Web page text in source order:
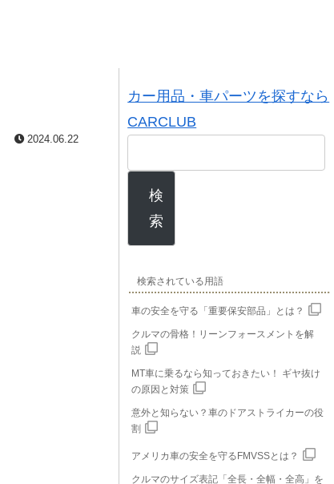
2024.06.22
カー用品・車パーツを探すなら
CARCLUB
検
索
検索されている用語
車の安全を守る「重要保安部品」とは？
クルマの骨格！リーンフォースメントを解
説
MT車に乗るなら知っておきたい！ ギヤ抜け
の原因と対策
意外と知らない？車のドアストライカーの役
割
アメリカ車の安全を守るFMVSSとは？
クルマのサイズ表記「全長・全幅・全高」を